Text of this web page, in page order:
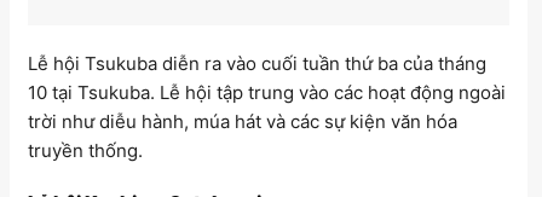
Lễ hội Tsukuba diễn ra vào cuối tuần thứ ba của tháng
10 tại Tsukuba. Lễ hội tập trung vào các hoạt động ngoài
trời như diễu hành, múa hát và các sự kiện văn hóa
truyền thống.